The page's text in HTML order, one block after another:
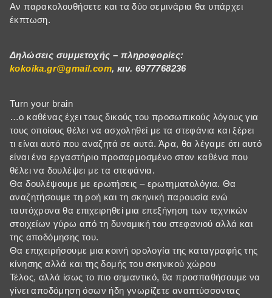
Αν παρακολουθήσετε και τα δύο σεμινάρια θα υπάρχει
έκπτωση.
Δηλώσεις συμμετοχής – πληροφορίες:
kokoika.gr@gmail.com, κιν. 6977768236
Turn your brain
…ο καθένας έχει τους δικούς του προσωπικούς λόγους για
τους οποίους θέλει να ασχοληθεί με τα στεφάνια και ξέρει
τι είναι αυτό που αναζητά σε αυτά. Άρα, θα λέγαμε ότι αυτό
είναι ένα εργαστήριο προσαρμοσμένο στον καθένα που
θέλει να δουλέψει με τα στεφάνια.
Θα δουλέψουμε με ερωτήσεις – ερωτηματολόγια. Θα
αναζητήσουμε τη ροή και τη σκηνική παρουσία ενώ
ταυτόχρονα θα επιχειρηθεί μια επεξήγηση των τεχνικών
στοιχείων γύρω από τη δυναμική του στεφανιού αλλά και
της αποδόμησης του.
Θα επιχειρήσουμε μια κοινή ορολογία της καταγραφής της
κίνησης αλλά και της δομής του σκηνικού χώρου
Τέλος, αλλά ίσως το πιο σημαντικό, θα προσπαθήσουμε να
γίνει αποδόμηση όσων ήδη γνωρίζετε αναπτύσσοντας